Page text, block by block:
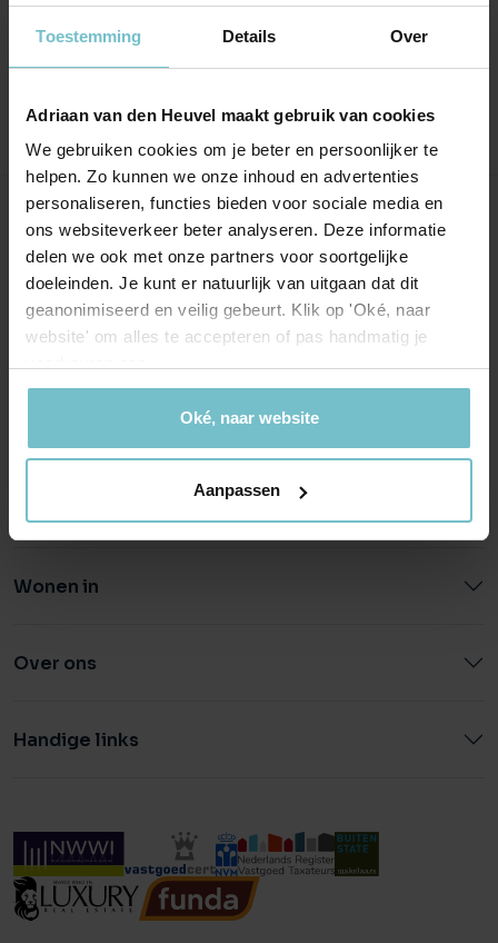
Toestemming Details Over
Adriaan van den Heuvel maakt gebruik van cookies
We gebruiken cookies om je beter en persoonlijker te
helpen. Zo kunnen we onze inhoud en advertenties
personaliseren, functies bieden voor sociale media en
ons websiteverkeer beter analyseren. Deze informatie
delen we ook met onze partners voor soortgelijke
doeleinden. Je kunt er natuurlijk van uitgaan dat dit
geanonimiseerd en veilig gebeurt. Klik op 'Oké, naar
website' om alles te accepteren of pas handmatig je
Oké, naar website
Aanpassen
ook op vakantie was. Ook dat beviel super.
Onze kantoren
Helmond
Hoofdstraat 155
info@heuvel.nl
Eindhoven
Aalsterweg 134c
5615 CJ Eindhoven
eindhoven@heuvel.nl
040 - 78 20 849
Wonen in
Over ons
Handige links